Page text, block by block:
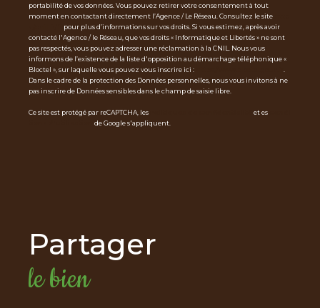
portabilité de vos données. Vous pouvez retirer votre consentement à tout
moment en contactant directement l’Agence / Le Réseau. Consultez le site
pour plus d’informations sur vos droits. Si vous estimez, après avoir
contacté l'Agence / le Réseau, que vos droits « Informatique et Libertés » ne sont
pas respectés, vous pouvez adresser une réclamation à la CNIL. Nous vous
informons de l’existence de la liste d'opposition au démarchage téléphonique «
Bloctel », sur laquelle vous pouvez vous inscrire ici :
.
Dans le cadre de la protection des Données personnelles, nous vous invitons à ne
pas inscrire de Données sensibles dans le champ de saisie libre.
Ce site est protégé par reCAPTCHA, les et es
de Google s'appliquent.
partager
le bien